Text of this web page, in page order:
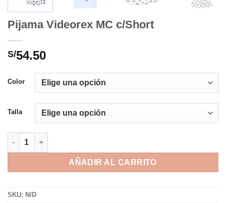
Pijama Videorex MC c/Short
S/54.50
Color
Talla
Pijama Videorex MC c/Short cantidad
AÑADIR AL CARRITO
SKU: N/D